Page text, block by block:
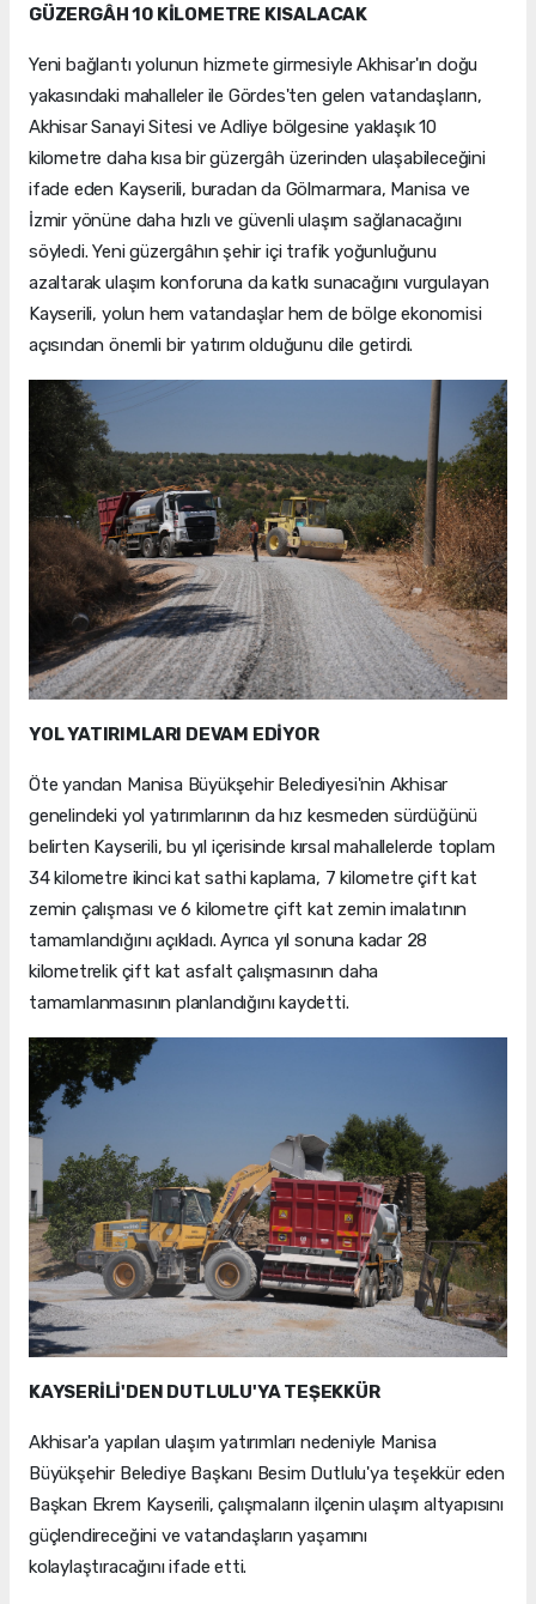
GÜZERGÂH 10 KİLOMETRE KISALACAK
Yeni bağlantı yolunun hizmete girmesiyle Akhisar'ın doğu
yakasındaki mahalleler ile Gördes'ten gelen vatandaşların,
Akhisar Sanayi Sitesi ve Adliye bölgesine yaklaşık 10
kilometre daha kısa bir güzergâh üzerinden ulaşabileceğini
ifade eden Kayserili, buradan da Gölmarmara, Manisa ve
İzmir yönüne daha hızlı ve güvenli ulaşım sağlanacağını
söyledi. Yeni güzergâhın şehir içi trafik yoğunluğunu
azaltarak ulaşım konforuna da katkı sunacağını vurgulayan
Kayserili, yolun hem vatandaşlar hem de bölge ekonomisi
açısından önemli bir yatırım olduğunu dile getirdi.
YOL YATIRIMLARI DEVAM EDİYOR
Öte yandan Manisa Büyükşehir Belediyesi'nin Akhisar
genelindeki yol yatırımlarının da hız kesmeden sürdüğünü
belirten Kayserili, bu yıl içerisinde kırsal mahallelerde toplam
34 kilometre ikinci kat sathi kaplama, 7 kilometre çift kat
zemin çalışması ve 6 kilometre çift kat zemin imalatının
tamamlandığını açıkladı. Ayrıca yıl sonuna kadar 28
kilometrelik çift kat asfalt çalışmasının daha
tamamlanmasının planlandığını kaydetti.
KAYSERİLİ'DEN DUTLULU'YA TEŞEKKÜR
Akhisar'a yapılan ulaşım yatırımları nedeniyle Manisa
Büyükşehir Belediye Başkanı Besim Dutlulu'ya teşekkür eden
Başkan Ekrem Kayserili, çalışmaların ilçenin ulaşım altyapısını
güçlendireceğini ve vatandaşların yaşamını
kolaylaştıracağını ifade etti.